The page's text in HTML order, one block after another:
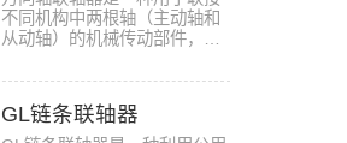
不同机构中两根轴（主动轴和
从动轴）的机械传动部件，其
GL链条联轴器